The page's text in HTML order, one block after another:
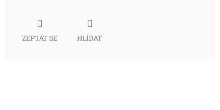
ZEPTAT SE HLÍDAT